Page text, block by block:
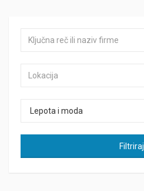
Lepota i moda
Filtriraj